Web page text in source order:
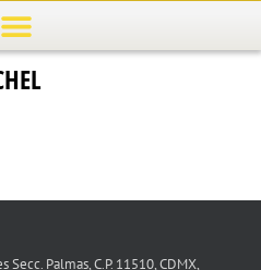
Secc. Palmas, C.P. 11510, CDMX,